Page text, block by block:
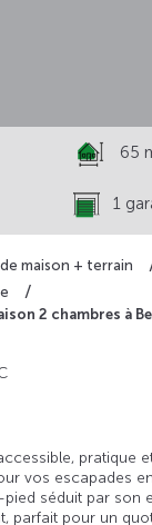
maison + terrain
2 chambres à
65
1
pratique
vos escapades
séduit par son
parfait pour un